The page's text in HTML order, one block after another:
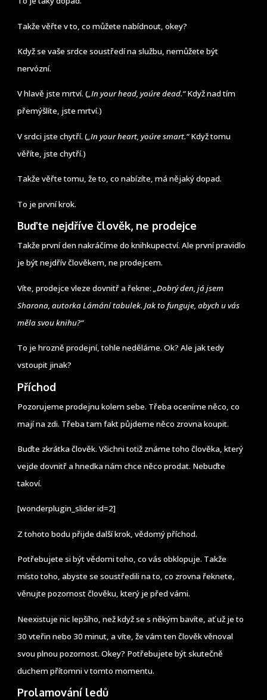
Takže věřte v to, co můžete nabídnout, okey?
Když se vaše srdce soustředí na službu, nemůžete být
nervózní.
V hlavě jste mrtví. („In your head, you´re dead.“Když nad tím
přemýšlíte, jste mrtví.)
V srdci jste chytří. („In your heart, you´re smart.“Když tomu
věříte, jste chytří.)
Takže věřte tomu, že to, co nabízíte, má nějaký dopad.
To je první krok.
Buďte nejdříve člověk, ne prodejce
Takže první den nakráčíme do knihkupectví. Ale první pravidlo
je být nejdřív člověkem, ne prodejcem.
Víte, prodejce vleze dovnitř a řekne:„Dobrý den, já jsem
Sharona, autorka Lámání tabulek. Jak to funguje, abych u vás
měla svou knihu?“
To je hrozně prodejní, tohle neděláme. Ok? Ale jak tedy
vstoupit jinak?
Příchod
Pozorujeme prodejnu kolem sebe. Třeba oceníme něco, co
mají na zdi. Třeba tam fakt půjdeme něco zrovna koupit.
Buďte zkrátka člověk. Všichni totiž známe toho člověka, který
vejde dovnitř a hnedka nám chce něco prodat. Nebuďte
takoví.
[wonderplugin_slider id=2]
Z tohoto bodu přijde další krok, vědomý příchod.
Potřebujete si být vědomi toho, co vás obklopuje. Takže
místo toho, abyste se soustředili na to, co zrovna řeknete,
věnujte pozornost člověku, který je před vámi.
Neexistuje nic lepšího, než když se s někým bavíte, ať už je to
30 vteřin nebo 30 minut, a víte, že vám ten člověk věnoval
svou plnou pozornost. Okey? Potřebujete být skutečně
duchem přítomni v tomto momentu.
Prolamování ledů